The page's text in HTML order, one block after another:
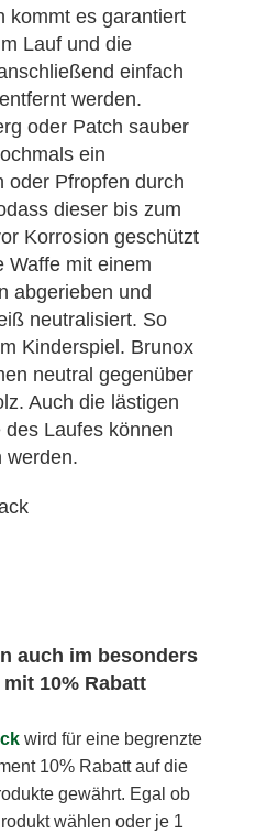
kommt es garantiert
Lauf und die
einfach
werden.
oder Patch sauber
ein
oder Pfropfen durch
dieser bis zum
Korrosion geschützt
Waffe mit einem
abgerieben und
neutralisiert. So
Kinderspiel. Brunox
neutral gegenüber
Auch die lästigen
Laufes können
werden.
auch im besonders
10% Rabatt
wird für eine begrenzte
10% Rabatt auf die
gewährt. Egal ob
wählen oder je 1